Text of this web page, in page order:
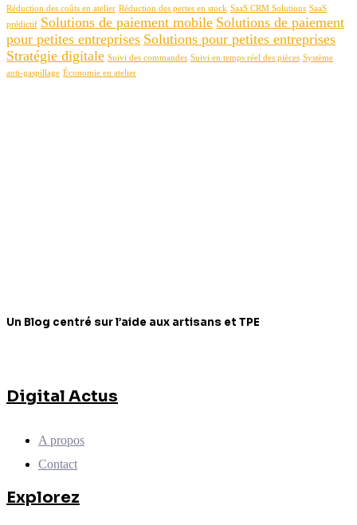
Réduction des coûts en atelier Réduction des pertes en stock SaaS CRM Solutions SaaS
prédictif Solutions de paiement mobile Solutions de paiement
pour petites entreprises Solutions pour petites entreprises
Stratégie digitale Suivi des commandes Suivi en temps réel des pièces Système
anti-gaspillage Économie en atelier
Un Blog centré sur l’aide aux artisans et TPE
Digital Actus
A propos
Contact
Explorez